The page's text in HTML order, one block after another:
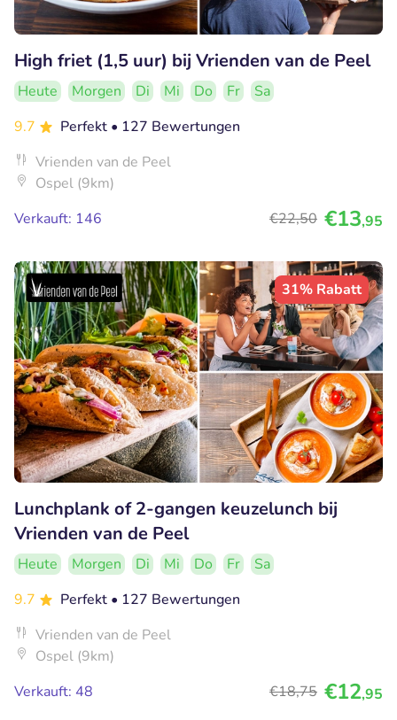
High friet (1,5 uur) bij Vrienden van de Peel
Heute Morgen Di Mi Do Fr
Sa
9.7
Perfekt • 127 Bewertungen
Vrienden van de Peel
Ospel (9km)
Verkauft: 146
€22,50 €13,95
31% Rabatt
Lunchplank of 2-gangen keuzelunch bij
Vrienden van de Peel
Heute Morgen Di Mi Do Fr
Sa
9.7
Perfekt • 127 Bewertungen
Vrienden van de Peel
Ospel (9km)
Verkauft: 48
€18,75 €12,95